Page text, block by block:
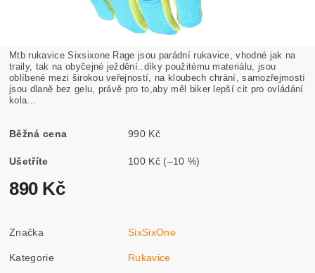
Mtb rukavice Sixsixone Rage jsou parádní rukavice, vhodné jak na
traily, tak na obyčejné ježdění..díky použitému materiálu, jsou
oblíbené mezi širokou veřejností, na kloubech chrání, samozřejmostí
jsou dlaně bez gelu, právě pro to,aby měl biker lepší cit pro ovládání
kola...
Běžná cena 990 Kč
Ušetříte 100 Kč (–10 %)
890 Kč
Značka SixSixOne
Kategorie Rukavice